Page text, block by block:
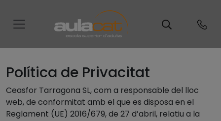
Política de Privacitat
Ceasfor Tarragona SL, com a responsable del lloc
web, de conformitat amb el que es disposa en el
Reglament (UE) 2016/679, de 27 d’abril, relatiu a la